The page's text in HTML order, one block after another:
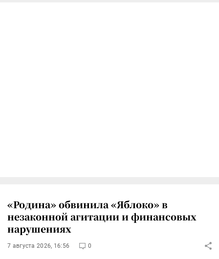
«Родина» обвинила «Яблоко» в
незаконной агитации и финансовых
нарушениях
7 августа 2026, 16:56 0